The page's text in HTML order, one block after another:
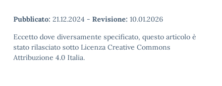
Pubblicato: 21.12.2024 - Revisione: 10.01.2026
Eccetto dove diversamente specificato, questo articolo è
stato rilasciato sotto Licenza Creative Commons
Attribuzione 4.0 Italia.